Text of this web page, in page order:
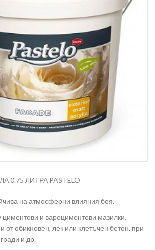
уголемяване
0.75 ЛИТРА PASTELO
на атмосферни влияния боя.
циментови и вароциментови мазилки,
от обикновен, лек или клетъчен бетон, при
и др.